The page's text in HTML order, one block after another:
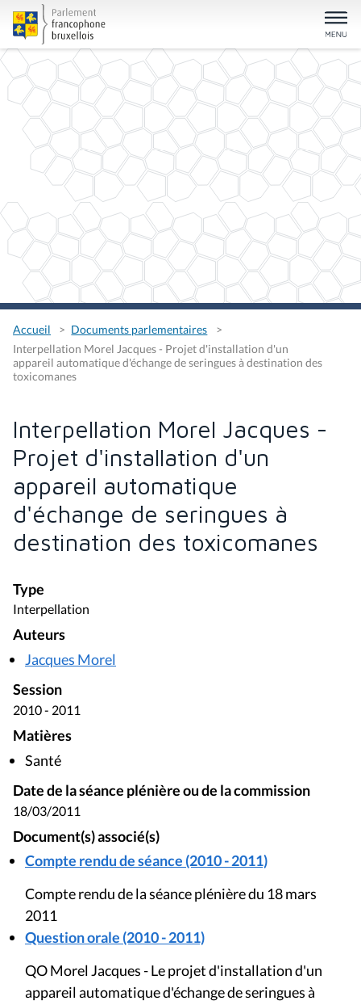
Accueil
Documents parlementaires
Interpellation Morel Jacques - Projet d'installation d'un
appareil automatique d'échange de seringues à destination des
toxicomanes
Interpellation Morel Jacques -
Projet d'installation d'un
appareil automatique
d'échange de seringues à
destination des toxicomanes
Type
Interpellation
Auteurs
Jacques Morel
Session
2010 - 2011
Matières
Santé
Date de la séance plénière ou de la commission
18/03/2011
Document(s) associé(s)
Compte rendu de séance (2010 - 2011)
Compte rendu de la séance plénière du 18 mars
2011
Question orale (2010 - 2011)
QO Morel Jacques - Le projet d'installation d'un
appareil automatique d'échange de seringues à